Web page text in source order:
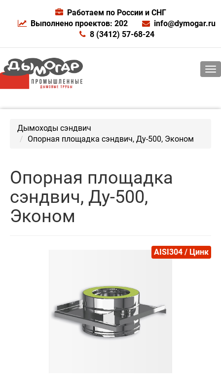
Работаем по России и СНГ
Выполнено проектов: 202
info@dymogar.ru
8 (3412) 57-68-24
Дымоходы сэндвич
Опорная площадка сэндвич, Ду-500, Эконом
Опорная площадка
сэндвич, Ду-500,
Эконом
AISI304 / Цинк